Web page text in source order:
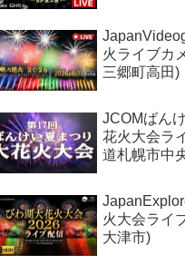
火ライブカ
三郷町高田)
JCOMばん
花火大会ラ
道札幌市中
火大会ライ
大津市)